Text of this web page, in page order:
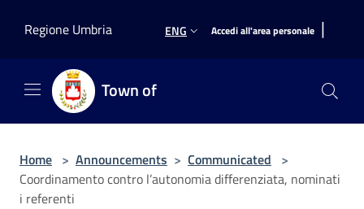
Regione Umbria
ENG Accedi all'area personale |
Town of
Home > Announcements > Communicated >
Coordinamento contro l’autonomia differenziata, nominati
i referenti